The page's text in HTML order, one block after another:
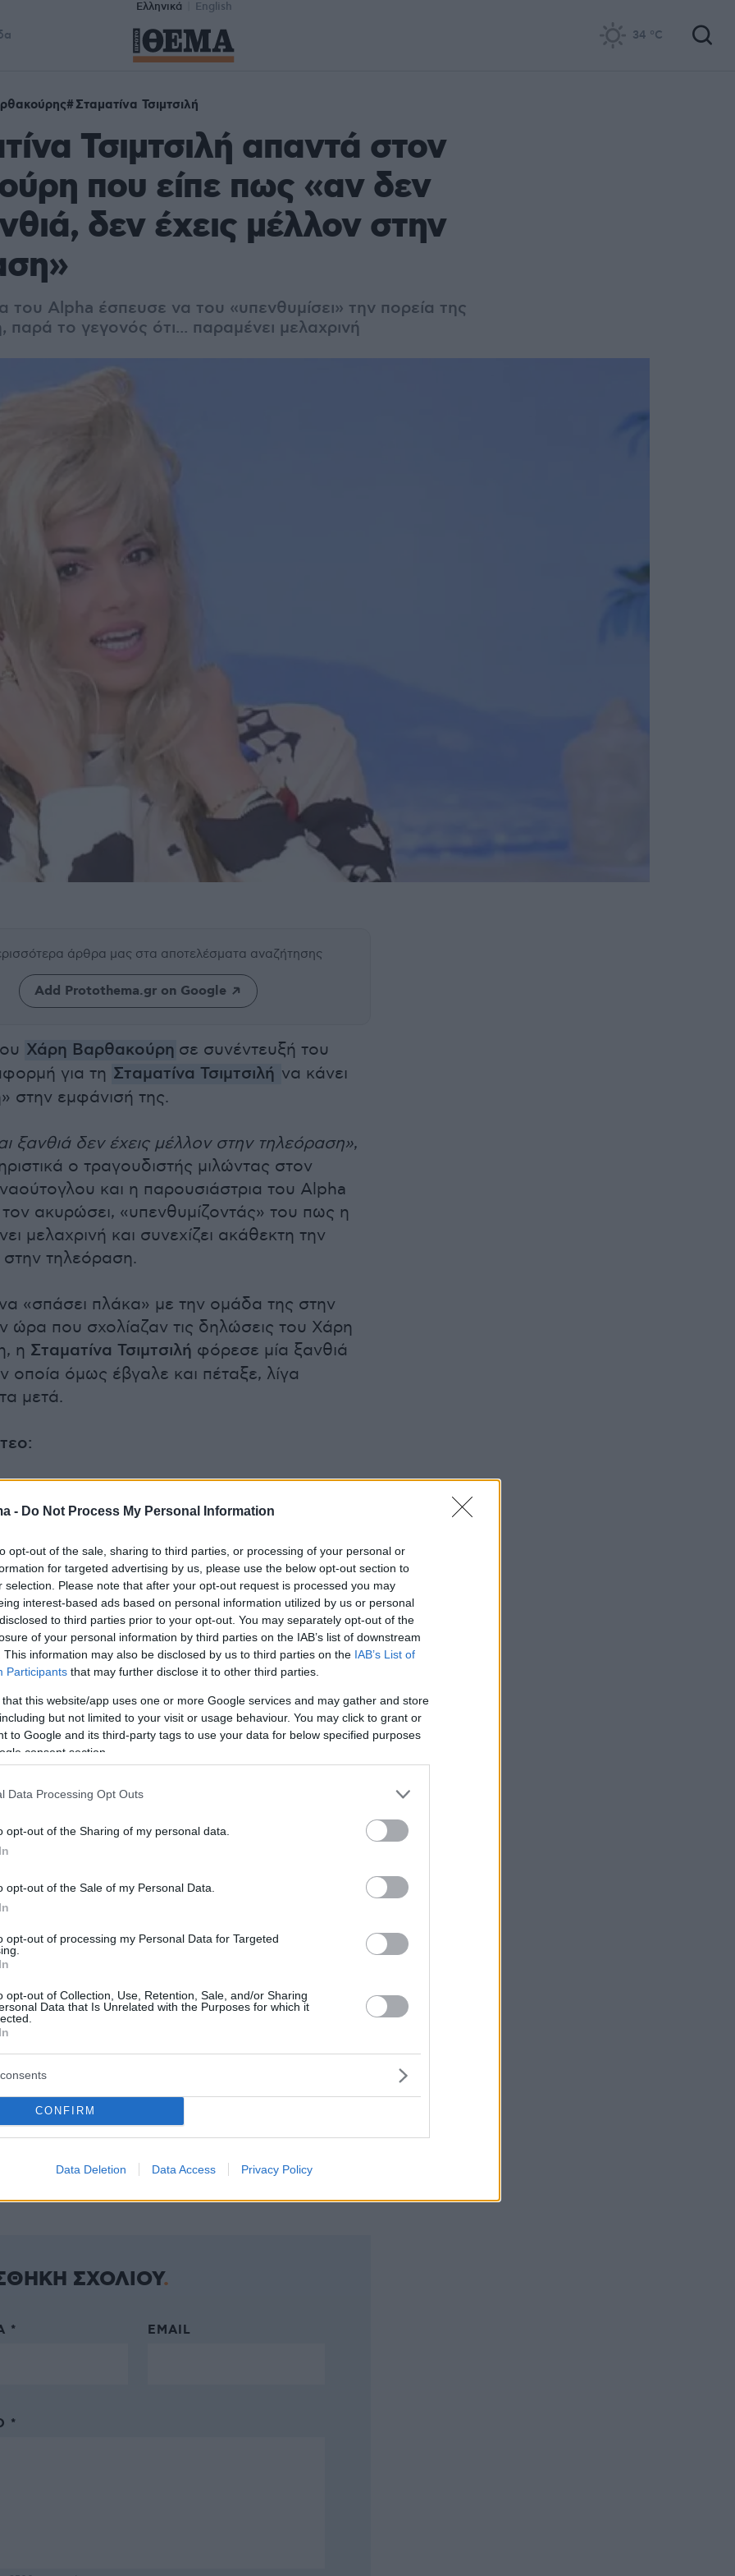
- Do Not Process My Personal Information
opt-out of the sale, sharing to third parties, or processing of your personal or
for targeted advertising by us, please use the below opt-out section to
selection. Please note that after your opt-out request is processed you may
interest-based ads based on personal information utilized by us or personal
to third parties prior to your opt-out. You may separately opt-out of the
of your personal information by third parties on the IAB’s list of downstream
This information may also be disclosed by us to third parties on the IAB’s List of
Participants that may further disclose it to other third parties.
that this website/app uses one or more Google services and may gather and store
but not limited to your visit or usage behaviour. You may click to grant or
to Google and its third-party tags to use your data for below specified purposes
consent section.
Data Processing Opt Outs
opt-out of the Sharing of my personal data.
opt-out of the Sale of my Personal Data.
opt-out of processing my Personal Data for Targeted
opt-out of Collection, Use, Retention, Sale, and/or Sharing
Data that Is Unrelated with the Purposes for which it
CONFIRM
Data Deletion Data Access Privacy Policy
Ελληνικά English
34 °C
Σταματίνα Τσιμτσιλή
Τσιμτσιλή απαντά στον
που είπε πως «αν δεν
δεν έχεις μέλλον στην
του Alpha έσπευσε να του «υπενθυμίσει» την πορεία της
παρά το γεγονός ότι... παραμένει μελαχρινή
άρθρα μας στα αποτελέσματα αναζήτησης
Add Protothema.gr on Google
Χάρη Βαρθακούρη σε συνέντευξή του
για τη Σταματίνα Τσιμτσιλή να κάνει
στην εμφάνισή της.
ξανθιά δεν έχεις μέλλον στην τηλεόραση»,
ο τραγουδιστής μιλώντας στον
και η παρουσιάστρια του Alpha
ακυρώσει, «υπενθυμίζοντάς» του πως η
μελαχρινή και συνεχίζει ακάθεκτη την
στην τηλεόραση.
«σπάσει πλάκα» με την ομάδα της στην
ώρα που σχολίαζαν τις δηλώσεις του Χάρη
η Σταματίνα Τσιμτσιλή φόρεσε μία ξανθιά
οποία όμως έβγαλε και πέταξε, λίγα
μετά.
v-cil2fdaywm3t)
αίθριος με άνοδο της θερμοκρασίας
από αύριο
ρεαλιστικές» οι θέσεις στις
Ουκρανίας-Ρωσίας που συνεχίζονται
επικοινωνία, οι «μπλε» πατάτες και
– Δείτε βίντεο
protothema.gr στο Google News
και μάθετε πρώτοι
Ειδήσεις
από την Ελλάδα και τον Κόσμο, τη
στο Protothema.gr
ΠΡΟΣΘΗΚΗ ΣΧΟΛΙΟΥ
16.03.2022, 20:05
που βάφονται ξανθιές είναι ό,τι πιο
βάφονται ξανθοί, πορτοκαλί ή κοκκινόχρωμοι.
ΣΧΟΛΙΟΥ
* EMAIL
*